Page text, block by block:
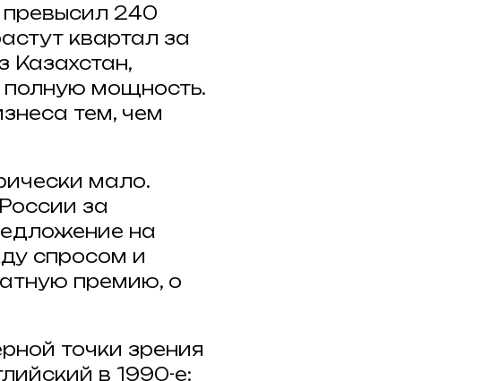
превысил 240
квартал за
Казахстан,
мощность.
тем, чем
мало.
за
на
спросом и
премию, о
точки зрения
в 1990-е: